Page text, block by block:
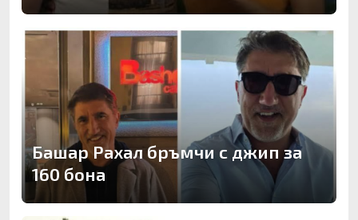
Башар Рахал бръмчи с джип за
160 бона